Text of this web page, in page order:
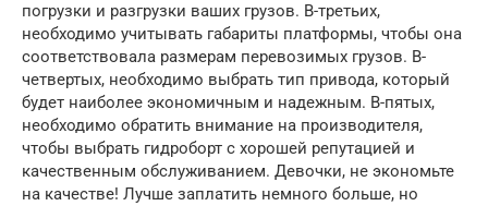
погрузки и разгрузки ваших грузов. В-третьих,
необходимо учитывать габариты платформы, чтобы она
соответствовала размерам перевозимых грузов. В-
четвертых, необходимо выбрать тип привода, который
будет наиболее экономичным и надежным. В-пятых,
необходимо обратить внимание на производителя,
чтобы выбрать гидроборт с хорошей репутацией и
качественным обслуживанием. Девочки, не экономьте
на качестве! Лучше заплатить немного больше, но